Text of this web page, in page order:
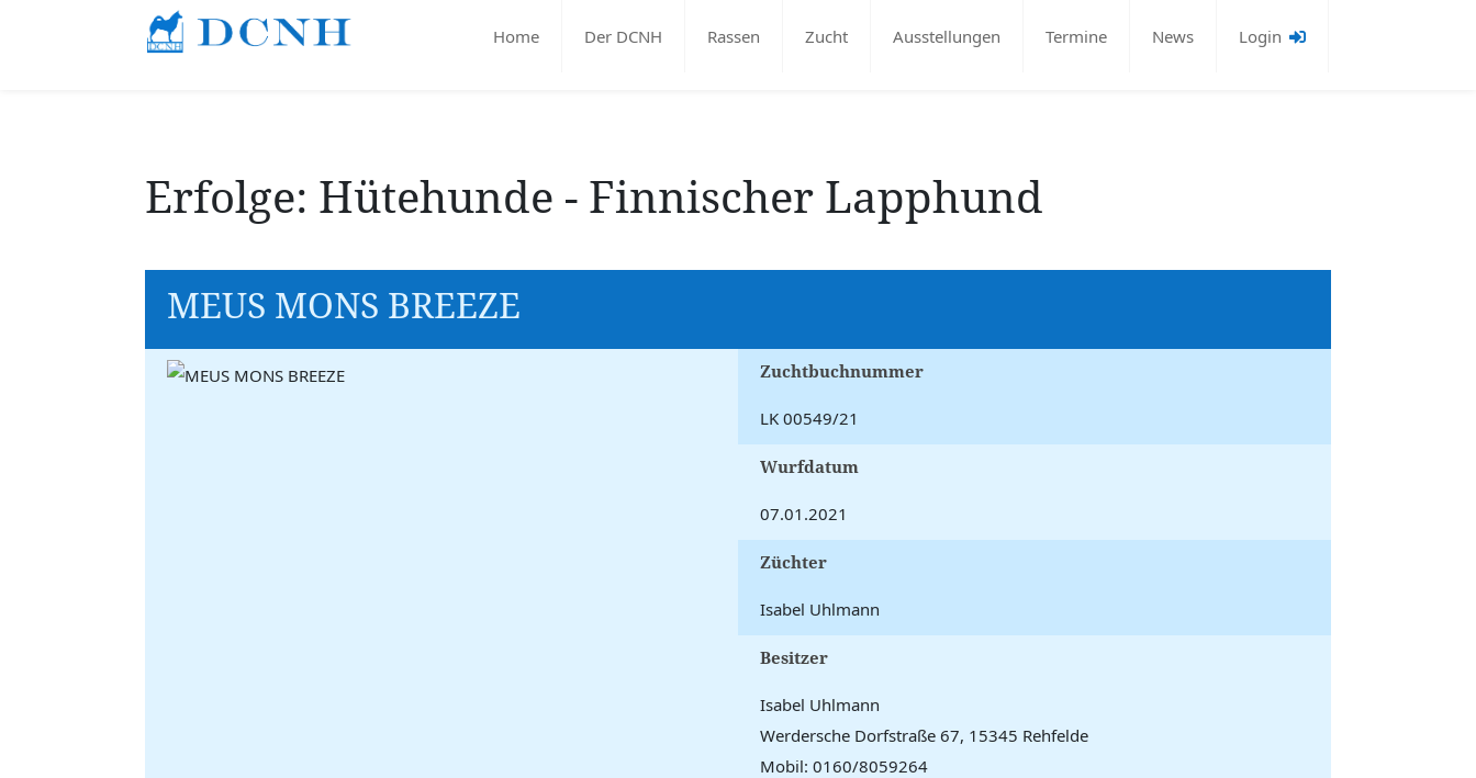
Home Der DCNH Rassen Zucht Ausstellungen Termine News Login
Erfolge: Hütehunde - Finnischer Lapphund
MEUS MONS BREEZE
Zuchtbuchnummer
LK 00549/21
Wurfdatum
07.01.2021
Züchter
Isabel Uhlmann
Besitzer
Isabel Uhlmann
Werdersche Dorfstraße 67, 15345 Rehfelde
Mobil: 0160/8059264